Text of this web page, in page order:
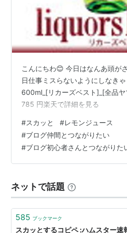
こんにちわ😊 今日はなんあ頭が
日仕事ミスらないようにしなき
600ml_[リカーズベスト]_[全品
785 円楽天で詳細を見る
#スカッと #レモンジュース
#ブログ仲間とつながりたい
#ブログ初心者さんとつながりた
ネットで話題
585 ブックマーク
スカッとするコピペ :ハムスター速